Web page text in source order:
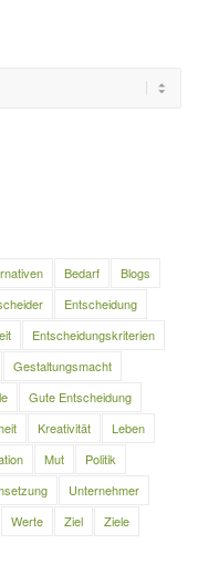
Bedarf
Blogs
Entscheidung
Entscheidungskriterien
Gestaltungsmacht
Gute Entscheidung
Kreativität
Leben
Mut
Politik
Unternehmer
Werte Ziel Ziele